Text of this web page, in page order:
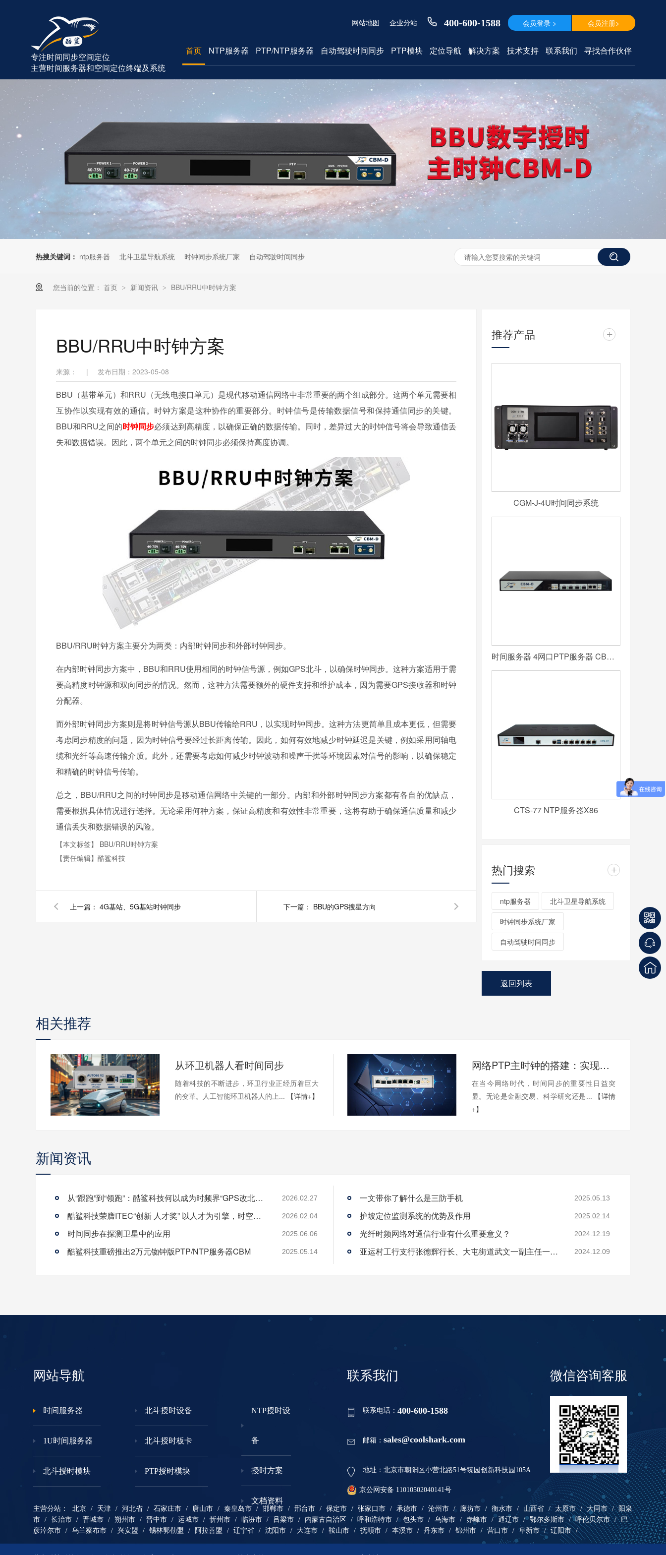
专注时间同步空间定位
主营时间服务器和空间定位终端及系统
网站地图 企业分站 400-600-1588 会员登录 > 会员注册>
首页 NTP服务器 PTP/NTP服务器 自动驾驶时间同步 PTP模块 定位导航 解决方案 技术支持 联系我们 寻找合作伙伴
热搜关键词： ntp服务器 北斗卫星导航系统 时钟同步系统厂家 自动驾驶时间同步
您当前的位置： 首页 > 新闻资讯 > BBU/RRU中时钟方案
BBU/RRU中时钟方案
来源： | 发布日期：2023-05-08
BBU（基带单元）和RRU（无线电接口单元）是现代移动通信网络中非常重要的两个组成部分。这两个单元需要相
互协作以实现有效的通信。时钟方案是这种协作的重要部分。时钟信号是传输数据信号和保持通信同步的关键。
BBU和RRU之间的时钟同步必须达到高精度，以确保正确的数据传输。同时，差异过大的时钟信号将会导致通信丢
失和数据错误。因此，两个单元之间的时钟同步必须保持高度协调。
BBU/RRU时钟方案主要分为两类：内部时钟同步和外部时钟同步。
在内部时钟同步方案中，BBU和RRU使用相同的时钟信号源，例如GPS北斗，以确保时钟同步。这种方案适用于需
要高精度时钟源和双向同步的情况。然而，这种方法需要额外的硬件支持和维护成本，因为需要GPS接收器和时钟
分配器。
而外部时钟同步方案则是将时钟信号源从BBU传输给RRU，以实现时钟同步。这种方法更简单且成本更低，但需要
考虑同步精度的问题，因为时钟信号要经过长距离传输。因此，如何有效地减少时钟延迟是关键，例如采用同轴电
缆和光纤等高速传输介质。此外，还需要考虑如何减少时钟波动和噪声干扰等环境因素对信号的影响，以确保稳定
和精确的时钟信号传输。
总之，BBU/RRU之间的时钟同步是移动通信网络中关键的一部分。内部和外部时钟同步方案都有各自的优缺点，
需要根据具体情况进行选择。无论采用何种方案，保证高精度和有效性非常重要，这将有助于确保通信质量和减少
通信丢失和数据错误的风险。
【本文标签】 BBU/RRU时钟方案
【责任编辑】 酷鲨科技
上一篇： 4G基站、5G基站时钟同步 下一篇： BBU的GPS搜星方向
推荐产品 +
CGM-J-4U时间同步系统
时间服务器 4网口PTP服务器 CBM-D-40
CTS-77 NTP服务器X86
热门搜索 +
ntp服务器 北斗卫星导航系统
时钟同步系统厂家
自动驾驶时间同步
返回列表
相关推荐
从环卫机器人看时间同步
随着科技的不断进步，环卫行业正经历着巨大
的变革。人工智能环卫机器人的上...
【详情+】
网络PTP主时钟的搭建：实现高精度同步的关键
在当今网络时代，时间同步的重要性日益突
显。无论是金融交易、科学研究还是...
【详情
+】
新闻资讯
从“跟跑”到“领跑”：酷鲨科技何以成为时频界“GPS改北斗”市场的头号黑马 2026.02.27
酷鲨科技荣膺ITEC“创新 人才奖” 以人才为引擎，时空为基石，驱动智能未来 2026.02.04
时间同步在探测卫星中的应用 2025.06.06
酷鲨科技重磅推出2万元铷钟版PTP/NTP服务器CBM 2025.05.14
一文带你了解什么是三防手机 2025.05.13
护坡定位监测系统的优势及作用 2025.02.14
光纤时频网络对通信行业有什么重要意义？ 2024.12.19
亚运村工行支行张德辉行长、大屯街道武文一副主任一行莅临酷鲨科技调研 2024.12.09
网站导航
时间服务器 北斗授时设备 NTP授时设
备
1U时间服务器 北斗授时板卡
授时方案
北斗授时模块 PTP授时模块
文档资料
联系我们
联系电话：400-600-1588
邮箱：sales@coolshark.com
地址：北京市朝阳区小营北路51号臻园创新科技园105A
京公网安备 11010502040141号
微信咨询客服
主营分站： 北京 / 天津 / 河北省 / 石家庄市 / 唐山市 / 秦皇岛市 / 邯郸市 / 邢台市 / 保定市 / 张家口市 / 承德市 / 沧州市 / 廊坊市 / 衡水市 / 山西省 / 太原市 / 大同市 / 阳泉
市 / 长治市 / 晋城市 / 朔州市 / 晋中市 / 运城市 / 忻州市 / 临汾市 / 吕梁市 / 内蒙古自治区 / 呼和浩特市 / 包头市 / 乌海市 / 赤峰市 / 通辽市 / 鄂尔多斯市 / 呼伦贝尔市 / 巴
彦淖尔市 / 乌兰察布市 / 兴安盟 / 锡林郭勒盟 / 阿拉善盟 / 辽宁省 / 沈阳市 / 大连市 / 鞍山市 / 抚顺市 / 本溪市 / 丹东市 / 锦州市 / 营口市 / 阜新市 / 辽阳市 /